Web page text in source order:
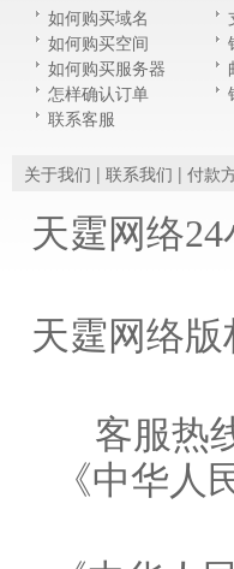
如何购买域名
如何购买空间
如何购买服务器
怎样确认订单
联系客服
关于我们 | 联系我们 | 付款
天霆网络
天霆网络
客服热
《中华